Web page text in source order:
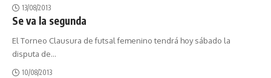
13/08/2013
Se va la segunda
El Torneo Clausura de futsal femenino tendrá hoy sábado la
disputa de…
10/08/2013